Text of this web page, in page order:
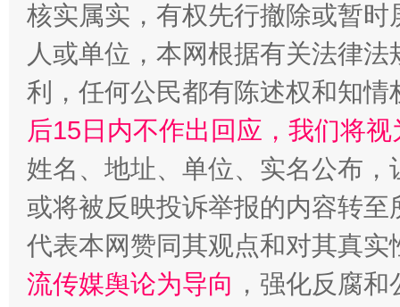
核实属实，有权先行撤除或暂
人或单位，本网根据有关法律
利，任何公民都有陈述权和知情
后15日内不作出回应，我们将
姓名、地址、单位、实名公布
或将被反映投诉举报的内容转
代表本网赞同其观点和对其真实
流传媒舆论为导向 ，强化反腐